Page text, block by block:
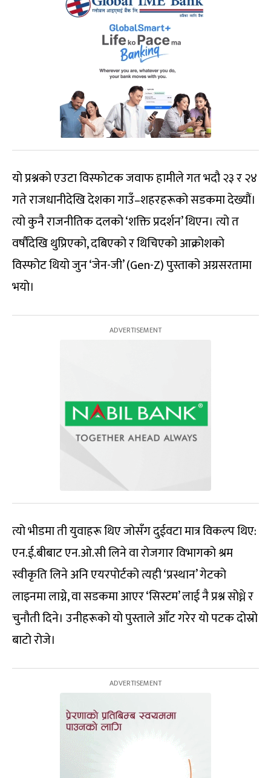
यो प्रश्नको एउटा विस्फोटक जवाफ हामीले गत भदौ २३ र २४
गते राजधानीदेखि देशका गाउँ–शहरहरूको सडकमा देख्यौं।
त्यो कुनै राजनीतिक दलको ‘शक्ति प्रदर्शन’ थिएन। त्यो त
वर्षौंदेखि थुप्रिएको, दबिएको र थिचिएको आक्रोशको
विस्फोट थियो जुन ‘जेन-जी’ (Gen-Z) पुस्ताको अग्रसरतामा
भयो।
त्यो भीडमा ती युवाहरू थिए जोसँग दुईवटा मात्र विकल्प थिए:
एन.ई.बीबाट एन.ओ.सी लिने वा रोजगार विभागको श्रम
स्वीकृति लिने अनि एयरपोर्टको त्यही ‘प्रस्थान’ गेटको
लाइनमा लाग्ने, वा सडकमा आएर ‘सिस्टम’ लाई नै प्रश्न सोध्ने र
चुनौती दिने। उनीहरूको यो पुस्ताले आँट गरेर यो पटक दोस्रो
बाटो रोजे।